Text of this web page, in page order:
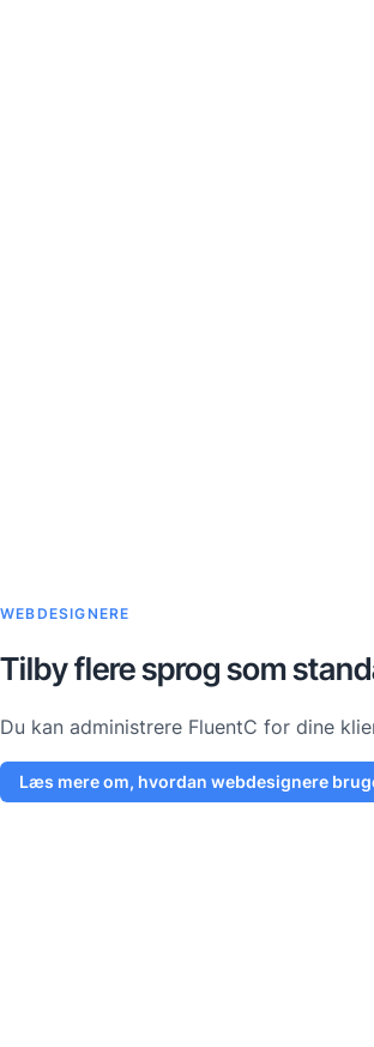
WEBDESIGNERE
Tilby flere sprog som
Du kan administrere FluentC for dine
Læs mere om, hvordan webdesignere